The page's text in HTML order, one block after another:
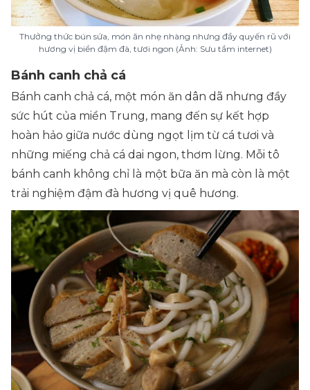
Thưởng thức bún sứa, món ăn nhẹ nhàng nhưng đầy quyến rũ với
hương vị biển đậm đà, tươi ngon (Ảnh: Sưu tầm internet)
Bánh canh chả cá
Bánh canh chả cá, một món ăn dân dã nhưng đầy
sức hút của miền Trung, mang đến sự kết hợp
hoàn hảo giữa nước dùng ngọt lịm từ cá tươi và
những miếng chả cá dai ngon, thơm lừng. Mỗi tô
bánh canh không chỉ là một bữa ăn mà còn là một
trải nghiệm đậm đà hương vị quê hương.